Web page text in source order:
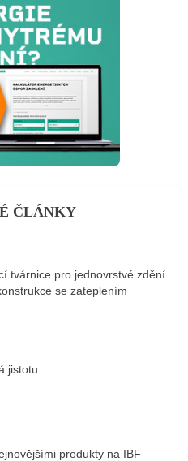
ČLÁNKY
tvárnice pro jednovrstvé zdění
se zateplením
jistotu
produkty na IBF